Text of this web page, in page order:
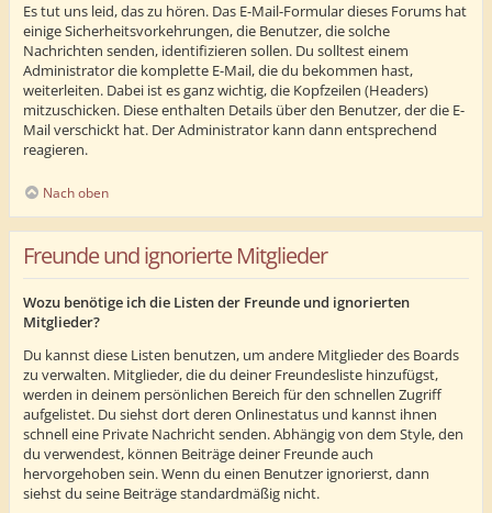
Es tut uns leid, das zu hören. Das E-Mail-Formular dieses Forums hat
einige Sicherheitsvorkehrungen, die Benutzer, die solche
Nachrichten senden, identifizieren sollen. Du solltest einem
Administrator die komplette E-Mail, die du bekommen hast,
weiterleiten. Dabei ist es ganz wichtig, die Kopfzeilen (Headers)
mitzuschicken. Diese enthalten Details über den Benutzer, der die E-
Mail verschickt hat. Der Administrator kann dann entsprechend
reagieren.
Nach oben
Freunde und ignorierte Mitglieder
Wozu benötige ich die Listen der Freunde und ignorierten
Mitglieder?
Du kannst diese Listen benutzen, um andere Mitglieder des Boards
zu verwalten. Mitglieder, die du deiner Freundesliste hinzufügst,
werden in deinem persönlichen Bereich für den schnellen Zugriff
aufgelistet. Du siehst dort deren Onlinestatus und kannst ihnen
schnell eine Private Nachricht senden. Abhängig von dem Style, den
du verwendest, können Beiträge deiner Freunde auch
hervorgehoben sein. Wenn du einen Benutzer ignorierst, dann
siehst du seine Beiträge standardmäßig nicht.